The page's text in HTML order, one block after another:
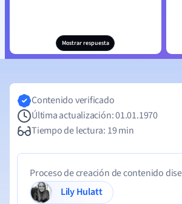
Mostrar respuesta
Contenido verificado
Última actualización: 01.01.1970
Tiempo de lectura: 19 min
Proceso de creación de contenido
Lily Hulatt